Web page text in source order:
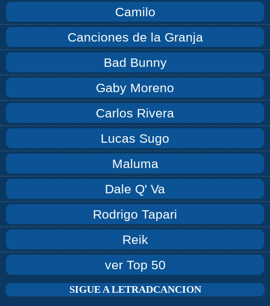
Camilo
Canciones de la Granja
Bad Bunny
Gaby Moreno
Carlos Rivera
Lucas Sugo
Maluma
Dale Q' Va
Rodrigo Tapari
Reik
ver Top 50
SIGUE A LETRADCANCION